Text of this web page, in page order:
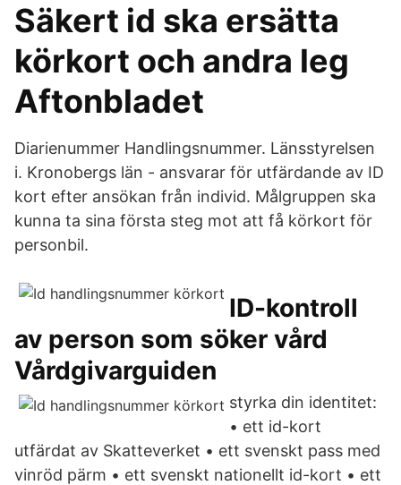
Säkert id ska ersätta
körkort och andra leg
Aftonbladet
Diarienummer Handlingsnummer. Länsstyrelsen
i. Kronobergs län - ansvarar för utfärdande av ID
kort efter ansökan från individ. Målgruppen ska
kunna ta sina första steg mot att få körkort för
personbil.
ID-kontroll
av person som söker vård
Vårdgivarguiden
styrka din identitet:
• ett id-kort
utfärdat av Skatteverket • ett svenskt pass med
vinröd pärm • ett svenskt nationellt id-kort • ett